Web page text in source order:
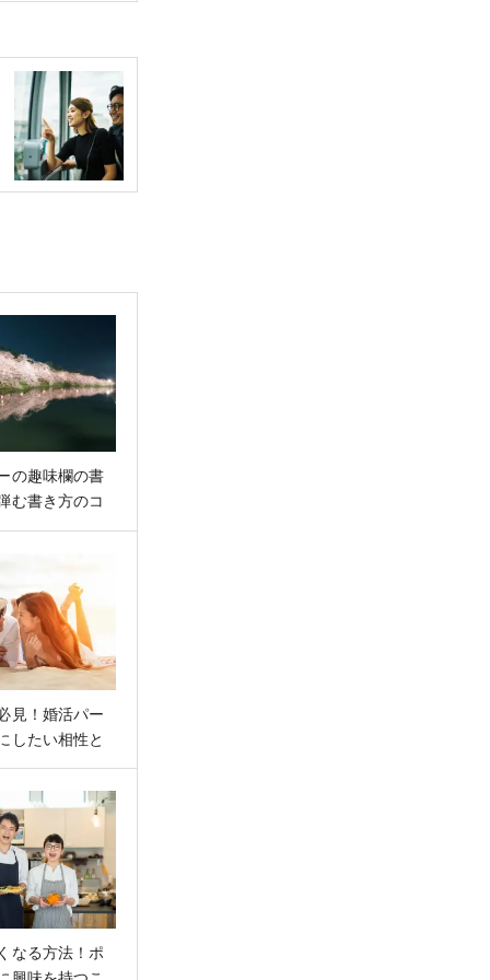
の趣味欄の書
む書き方のコ
見！婚活パー
したい相性と
なる方法！ポ